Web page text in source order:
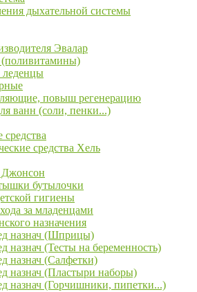
дыхательной системы
Эвалар
повыш регенерацию
ванн (соли, пенки...)
средства
средства Хель
Джонсон
бутылочки
гигиены
за младенцами
назначения
назнач (Шприцы)
назнач (Тесты на беременность)
назнач (Салфетки)
назнач (Пластыри наборы)
назнач (Горчишники, пипетки...)